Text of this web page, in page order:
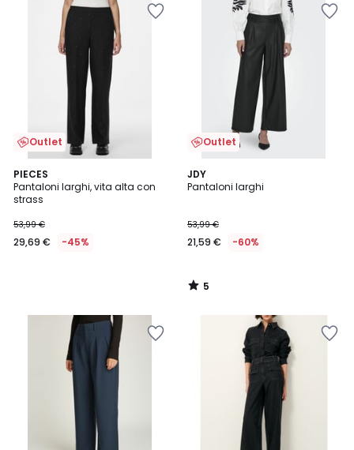
Outlet
PIECES
Pantaloni larghi, vita alta con
strass
53,99 €
29,69 € -45%
Outlet
JDY
Pantaloni larghi
53,99 €
21,59 € -60%
5
/
5
/